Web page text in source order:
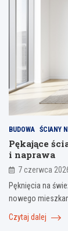
BUDOWA ŚCIANY
Pękające
i naprawa
7 czerwca
Pęknięcia na
nowego
Czytaj dalej